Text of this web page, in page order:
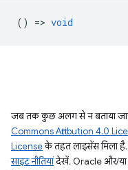
() => void
जब तक कुछ अलग से न बताया
Commons Attribution 4.0
Licenseके तहत लाइसेंस मिला है.
साइट नीतियांदेखें. Oracle और/या